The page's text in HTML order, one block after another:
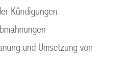
Kündigungen
und Umsetzung von